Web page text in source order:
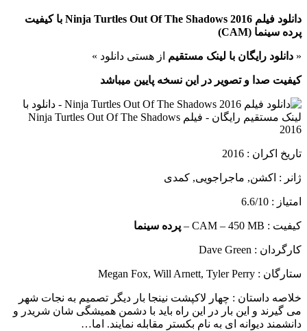
دانلود فیلم Ninja Turtles Out Of The Shadows 2016 با کیفیت
پرده سینما ( CAM
)
«دانلود رایگان با لینک مستقیماز هستی دانلود »
کیفیت صدا و تصویر در این نسخه پایین میباشد
تاریخ اکران : 2016
ژانر : اکشن, ماجراجویی, کمدی
امتیاز : 6.6/10
کیفیت : CAM – 450 MB – پرده سینما
کارگردان : Dave Green
ستارگان : Megan Fox, Will Arnett, Tyler Perry
خلاصه داستان : چهار لاکپشت نینجا بار دیگر تصمیم به نجات شهر
می گیرند و این بار در این راه باید با دشمن همیشگی شان شریدر و
دانشمند دیوانه ای به نام بکستر مقابله نمایند. اما…